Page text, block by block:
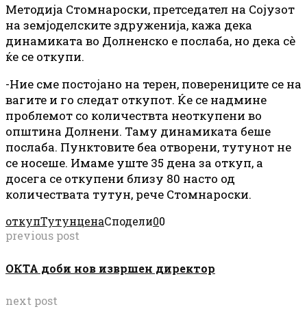
Методија Стомнароски, претседател на Сојузот
на земјоделските здруженија, кажа дека
динамиката во Долненско е послаба, но дека сѐ
ќе се откупи.
-Ние сме постојано на терен, поверениците се на
вагите и го следат откупот. Ќе се надмине
проблемот со количествта неоткупени во
општина Долнени. Таму динамиката беше
послаба. Пунктовите беа отворени, тутунот не
се носеше. Имаме уште 35 дена за откуп, а
досега се откупени близу 80 насто од
количествата тутун, рече Стомнароски.
откупТутунценаСподели00
previous post
ОКТА доби нов извршен директор
next post